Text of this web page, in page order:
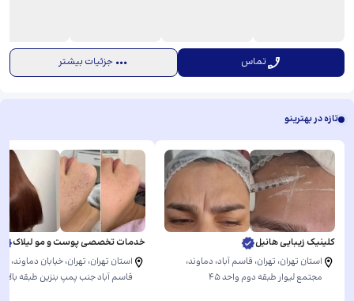
تماس جزئیات بیشتر
تازه در بهترینو
کلینیک زیبایی هانیل
استان تهران، تهران، قاسم آباد، دماوند، ​
مجتمع لیوار طبقه دوم واحد ۴۵
خدمات تخصصی پوست و مو لیلاک
استان تهران، تهران، خیابان دماوند،
قاسم آباد جنب پمپ بنزین طبقه بالای